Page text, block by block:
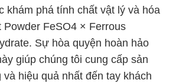
khám phá tính chất vật lý và hóa
Powder FeSO4 × Ferrous
Sự hòa quyện hoàn hảo
giúp chúng tôi cung cấp sản
hiệu quả nhất đến tay khách